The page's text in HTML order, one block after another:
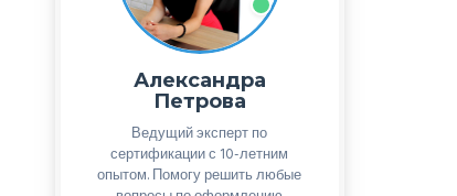
Александра
Петрова
Ведущий эксперт по
сертификации с 10-летним
опытом. Помогу решить любые